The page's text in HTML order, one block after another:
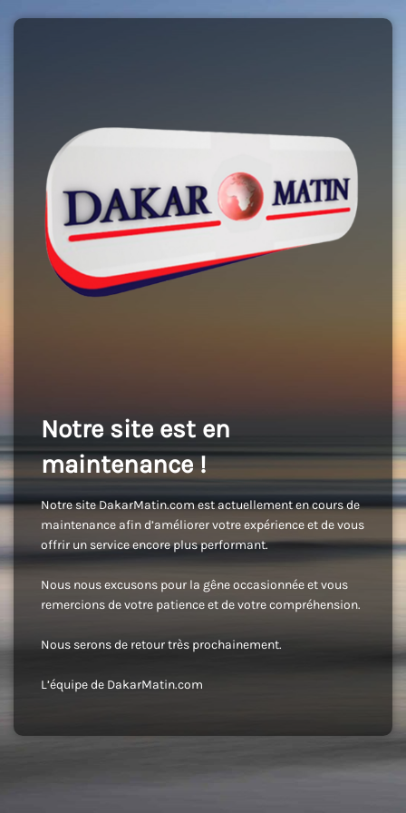
Notre site est en
maintenance !
Notre site DakarMatin.com est actuellement en cours de
maintenance afin d’améliorer votre expérience et de vous
offrir un service encore plus performant.
Nous nous excusons pour la gêne occasionnée et vous
remercions de votre patience et de votre compréhension.
Nous serons de retour très prochainement.
L’équipe de DakarMatin.com